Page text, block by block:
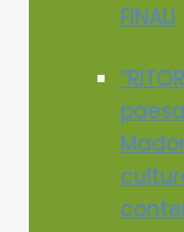
FINALI